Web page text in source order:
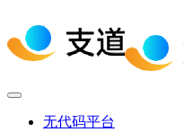
无代码平台